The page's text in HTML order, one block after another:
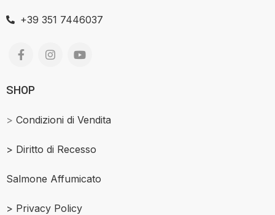
+39 351 7446037
SHOP
> Condizioni di Vendita
> Diritto di Recesso
Salmone Affumicato
> Privacy Policy